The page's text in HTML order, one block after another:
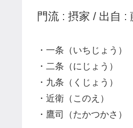
門流 : 摂家 / 出自 :
・一条（いちじょう）
・二条（にじょう）
・九条（くじょう）
・近衛（このえ）
・鷹司（たかつかさ）